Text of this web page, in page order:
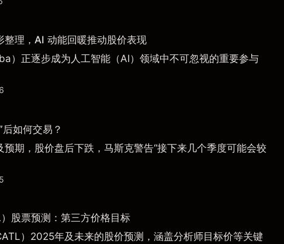
整理，AI 动能回暖推动股价表现
）正逐步成为人工智能（AI）领域中不可忽视的重要参与
如何交易？
预期，股价盘后下跌，马斯克警告“接下来几个季度可能会较
股票预测：第三方价格目标
）2025年及未来的股价预测，涵盖分析师目标价等关键